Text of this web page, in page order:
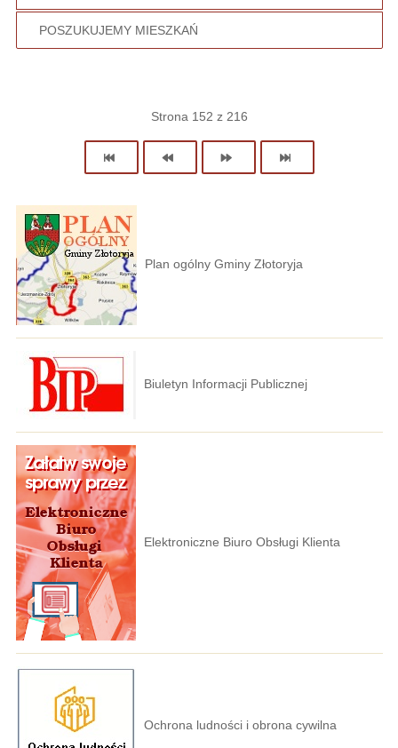
POSZUKUJEMY MIESZKAŃ
Strona 152 z 216
Plan ogólny Gminy Złotoryja
Biuletyn Informacji Publicznej
Elektroniczne Biuro Obsługi Klienta
Ochrona ludności i obrona cywilna